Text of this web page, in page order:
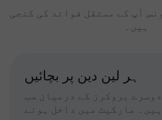
آپ کے مستقل فوائد کی کنجی
ہیں۔
ہر لین دین پر بچائیں
بروکرز کے درمیان سب
مارکیٹ میں داخل ہونے